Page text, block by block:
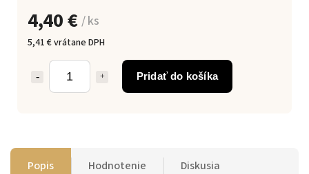
4,40 € / ks
5,41 € vrátane DPH
Pridať do košíka
Popis Hodnotenie Diskusia